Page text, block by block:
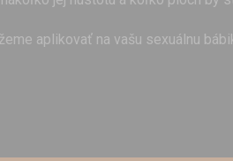
aplikovať na vašu sexuálnu